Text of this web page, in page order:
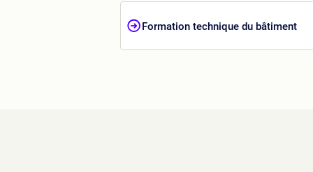
Formation technique du bâtiment